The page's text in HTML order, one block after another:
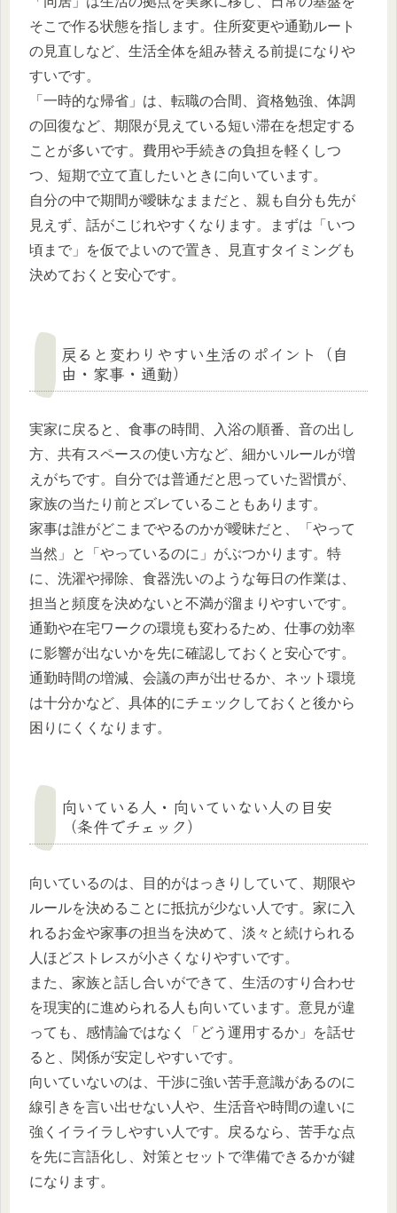
そこで作る状態を指します。住所変更や通勤ルート
の見直しなど、生活全体を組み替える前提になりや
すいです。
「一時的な帰省」は、転職の合間、資格勉強、体調
の回復など、期限が見えている短い滞在を想定する
ことが多いです。費用や手続きの負担を軽くしつ
つ、短期で立て直したいときに向いています。
自分の中で期間が曖昧なままだと、親も自分も先が
見えず、話がこじれやすくなります。まずは「いつ
頃まで」を仮でよいので置き、見直すタイミングも
決めておくと安心です。
戻ると変わりやすい生活のポイント（自
由・家事・通勤）
実家に戻ると、食事の時間、入浴の順番、音の出し
方、共有スペースの使い方など、細かいルールが増
えがちです。自分では普通だと思っていた習慣が、
家族の当たり前とズレていることもあります。
家事は誰がどこまでやるのかが曖昧だと、「やって
当然」と「やっているのに」がぶつかります。特
に、洗濯や掃除、食器洗いのような毎日の作業は、
担当と頻度を決めないと不満が溜まりやすいです。
通勤や在宅ワークの環境も変わるため、仕事の効率
に影響が出ないかを先に確認しておくと安心です。
通勤時間の増減、会議の声が出せるか、ネット環境
は十分かなど、具体的にチェックしておくと後から
困りにくくなります。
向いている人・向いていない人の目安
（条件でチェック）
向いているのは、目的がはっきりしていて、期限や
ルールを決めることに抵抗が少ない人です。家に入
れるお金や家事の担当を決めて、淡々と続けられる
人ほどストレスが小さくなりやすいです。
また、家族と話し合いができて、生活のすり合わせ
を現実的に進められる人も向いています。意見が違
っても、感情論ではなく「どう運用するか」を話せ
ると、関係が安定しやすいです。
向いていないのは、干渉に強い苦手意識があるのに
線引きを言い出せない人や、生活音や時間の違いに
強くイライラしやすい人です。戻るなら、苦手な点
を先に言語化し、対策とセットで準備できるかが鍵
になります。